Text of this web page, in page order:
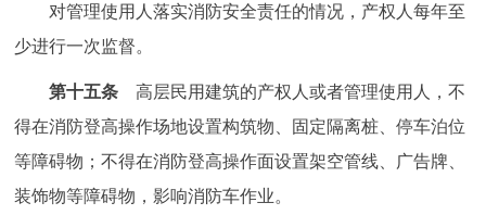
对管理使用人落实消防安全责任的情况，产权人每年至
少进行一次监督。
第十五条 高层民用建筑的产权人或者管理使用人，不
得在消防登高操作场地设置构筑物、固定隔离桩、停车泊位
等障碍物；不得在消防登高操作面设置架空管线、广告牌、
装饰物等障碍物，影响消防车作业。